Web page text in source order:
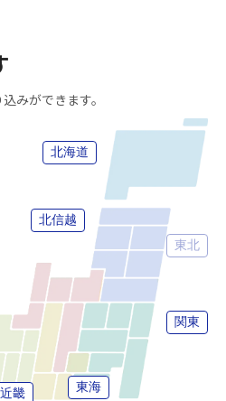
みができます。
北海道
東北
関東
北信越
東海
近畿